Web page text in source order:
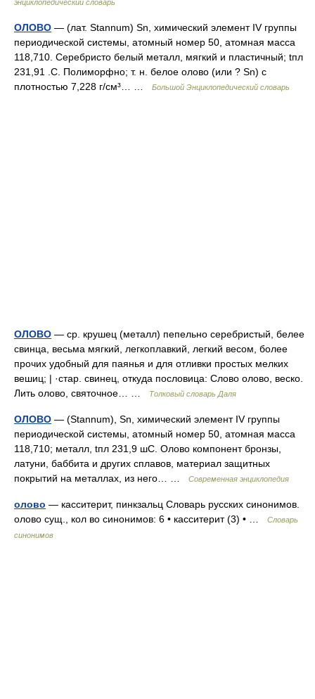
энциклопедический словарь
ОЛОВО — (лат. Stannum) Sn, химический элемент IV группы
периодической системы, атомный номер 50, атомная масса
118,710. Серебристо белый металл, мягкий и пластичный; tпл
231,91 .С. Полиморфно; т. н. белое олово (или ? Sn) с
плотностью 7,228 г/см³… …
Большой Энциклопедический словарь
ОЛОВО — ср. крушец (металл) пепельно серебристый, белее
свинца, весьма мягкий, легкоплавкий, легкий весом, более
прочих удобный для паянья и для отливки простых мелких
вешиц; | ·стар. свинец, откуда пословица: Слово олово, веско.
Лить олово, святочное… …
Толковый словарь Даля
ОЛОВО — (Stannum), Sn, химический элемент IV группы
периодической системы, атомный номер 50, атомная масса
118,710; металл, tпл 231,9 шC. Олово компонент бронзы,
латуни, баббита и других сплавов, материал защитных
покрытий на металлах, из него… …
Современная энциклопедия
олово — касситерит, пинкзальц Словарь русских синонимов.
олово сущ., кол во синонимов: 6 • касситерит (3) • …
Словарь
синонимов